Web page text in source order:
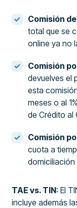
Comisión
total que se
online ya no
Comisión
devuelves el
esta
meses o al
de Crédito al
Comisión
cuota a
domiciliación
TAE vs. TIN: El
incluye además